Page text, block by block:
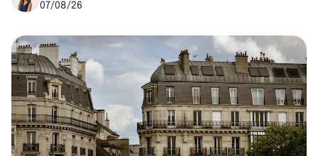
07/08/26